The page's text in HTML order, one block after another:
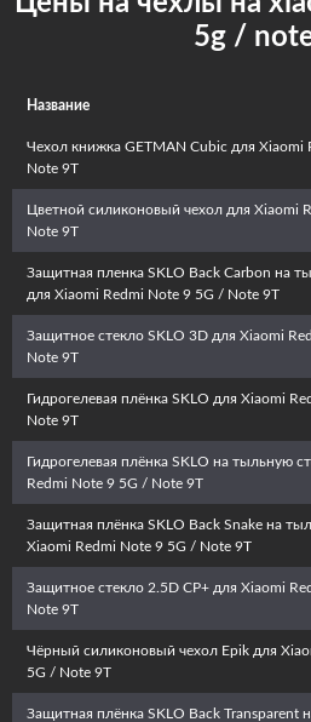
Защитная пленка SKLO Back Carbon на
Note 9 5G / Note 9T (1 цвет)
механических повреждений на смартфоне и
эксплуатационный срок. Кроме того,
5g /
Название
Чехол книжка GETMAN Cubic для Xiaomi
Note 9T
Цветной силиконовый чехол для Xiaomi
Note 9T
Защитная пленка SKLO Back Carbon на
для Xiaomi Redmi Note 9 5G / Note 9T
Защитное стекло SKLO 3D для Xiaomi
Note 9T
Гидрогелевая плёнка SKLO для Xiaomi
Note 9T
Гидрогелевая плёнка SKLO на тыльную
Redmi Note 9 5G / Note 9T
Защитная плёнка SKLO Back Snake на
Xiaomi Redmi Note 9 5G / Note 9T
Защитное стекло 2.5D CP+ для Xiaomi
Note 9T
Чёрный силиконовый чехол Epik для
5G / Note 9T
Защитная плёнка SKLO Back Transparent